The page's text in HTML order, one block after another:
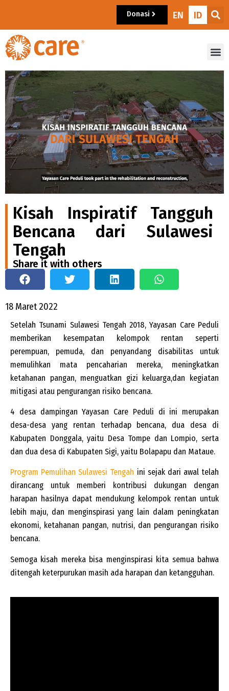
Donasi EN ID
Kisah Inspiratif Tangguh
Bencana dari Sulawesi
Tengah
Share it with others
18 Maret 2022
Setelah Tsunami Sulawesi Tengah 2018, Yayasan Care Peduli
memberikan kesempatan kelompok rentan seperti
perempuan, pemuda, dan penyandang disabilitas untuk
memulihkan mata pencaharian mereka, meningkatkan
ketahanan pangan, menguatkan gizi keluarga,dan kegiatan
mitigasi atau pengurangan risiko bencana.
4 desa dampingan Yayasan Care Peduli di ini merupakan
desa-desa yang rentan terhadap bencana, dua desa di
Kabupaten Donggala, yaitu Desa Tompe dan Lompio, serta
dan dua desa di Kabupaten Sigi, yaitu Bolapapu dan Mataue.
Program Pemulihan Sulawesi Tengah ini sejak dari awal telah
dirancang untuk memberi kontribusi dukungan dengan
harapan hasilnya dapat mendukung kelompok rentan untuk
lebih maju, dan menginspirasi yang lain dalam peningkatan
ekonomi, ketahanan pangan, nutrisi, dan pengurangan risiko
bencana.
Semoga kisah mereka bisa menginspirasi kita semua bahwa
ditengah keterpurukan masih ada harapan dan ketangguhan.